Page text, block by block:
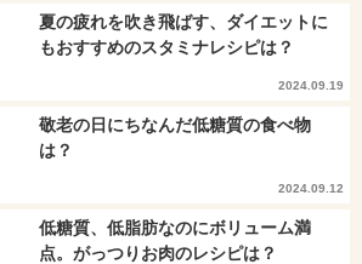
夏の疲れを吹き飛ばす、ダイエットに
もおすすめのスタミナレシピは？
2024.09.19
敬老の日にちなんだ低糖質の食べ物
は？
2024.09.12
低糖質、低脂肪なのにボリューム満
点。がっつりお肉のレシピは？